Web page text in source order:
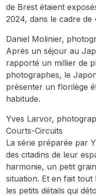
de Brest étaient
2024, dans le cadre
Daniel Molinier,
Après un séjour au
rapporté un millier de
photographes, le
présenter un florilège
habitude.
Yves Larvor,
Courts-Circuits
La série préparée par
des citadins de leur
harmonie, un petit
situation. Et en fait
les petits détails qui